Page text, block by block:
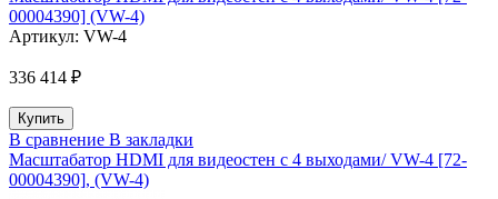
00004390] (VW-4)
Артикул: VW-4
336 414 ₽
В сравнение В закладки
Масштабатор HDMI для видеостен с 4 выходами/ VW-4 [72-
00004390], (VW-4)